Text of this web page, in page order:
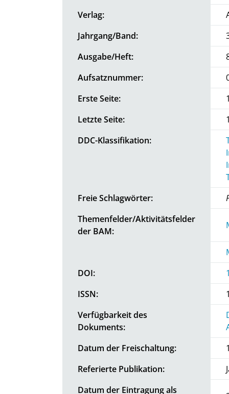
Verlag:
Jahrgang/Band:
Ausgabe/Heft:
Aufsatznummer:
Erste Seite:
Letzte Seite:
DDC-Klassifikation:
Freie Schlagwörter:
Themenfelder/Aktivitätsfelder
der BAM:
DOI:
ISSN:
Verfügbarkeit des
Dokuments:
Datum der Freischaltung:
Referierte Publikation:
Datum der Eintragung als